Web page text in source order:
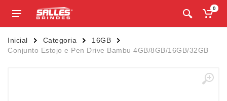
0
Inicial Categoria
16GB
Conjunto Estojo e Pen Drive Bambu 4GB/8GB/16GB/32GB